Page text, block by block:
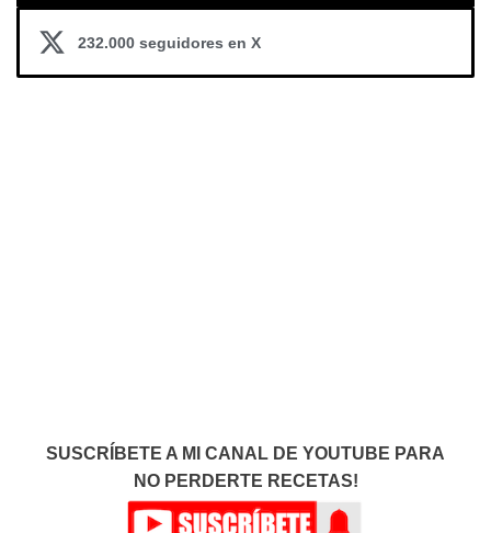
232.000 seguidores en X
SUSCRÍBETE A MI CANAL DE YOUTUBE PARA
NO PERDERTE RECETAS!